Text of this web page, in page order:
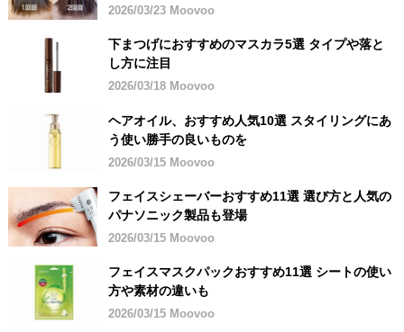
2026/03/23 Moovoo
下まつげにおすすめのマスカラ5選 タイプや落と
し方に注目
2026/03/18 Moovoo
ヘアオイル、おすすめ人気10選 スタイリングにあ
う使い勝手の良いものを
2026/03/15 Moovoo
フェイスシェーバーおすすめ11選 選び方と人気の
パナソニック製品も登場
2026/03/15 Moovoo
フェイスマスクパックおすすめ11選 シートの使い
方や素材の違いも
2026/03/15 Moovoo